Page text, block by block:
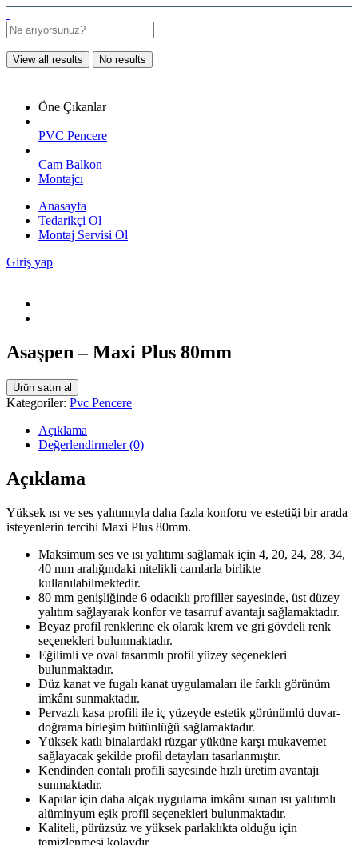
View all results No results
Öne Çıkanlar
PVC Pencere
Cam Balkon
Montajcı
Anasayfa
Tedarikçi Ol
Montaj Servisi Ol
Giriş yap
Asaşpen – Maxi Plus 80mm
Ürün satın al
Kategoriler: Pvc Pencere
Açıklama
Değerlendirmeler (0)
Açıklama
Yüksek ısı ve ses yalıtımıyla daha fazla konforu ve estetiği bir arada
isteyenlerin tercihi Maxi Plus 80mm.
Maksimum ses ve ısı yalıtımı sağlamak için 4, 20, 24, 28, 34,
40 mm aralığındaki nitelikli camlarla birlikte
kullanılabilmektedir.
80 mm genişliğinde 6 odacıklı profiller sayesinde, üst düzey
yalıtım sağlayarak konfor ve tasarruf avantajı sağlamaktadır.
Beyaz profil renklerine ek olarak krem ve gri gövdeli renk
seçenekleri bulunmaktadır.
Eğilimli ve oval tasarımlı profil yüzey seçenekleri
bulunmaktadır.
Düz kanat ve fugalı kanat uygulamaları ile farklı görünüm
imkânı sunmaktadır.
Pervazlı kasa profili ile iç yüzeyde estetik görünümlü duvar-
doğrama birleşim bütünlüğü sağlamaktadır.
Yüksek katlı binalardaki rüzgar yüküne karşı mukavemet
sağlayacak şekilde profil detayları tasarlanmıştır.
Kendinden contalı profili sayesinde hızlı üretim avantajı
sunmaktadır.
Kapılar için daha alçak uygulama imkânı sunan ısı yalıtımlı
alüminyum eşik profil seçenekleri bulunmaktadır.
Kaliteli, pürüzsüz ve yüksek parlaklıkta olduğu için
temizlenmesi kolaydır.